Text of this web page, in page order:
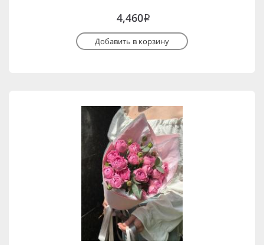
4,460i
Добавить в корзину